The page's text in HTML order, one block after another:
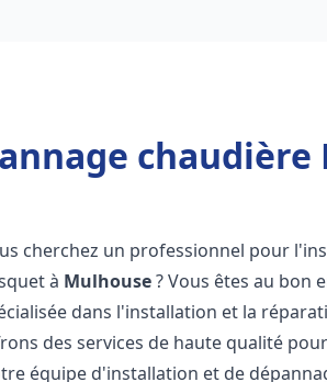
chaudière
cherchez un professionnel pour
à Mulhouse? Vous êtes au bon
dans l'installation et la
des services de haute qualité
équipe d'installation et de